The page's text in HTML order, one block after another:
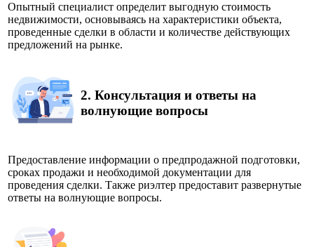
Опытный специалист определит выгодную стоимость
недвижимости, основываясь на характеристики объекта,
проведенные сделки в области и количестве действующих
предложений на рынке.
2. Консультация и ответы на
волнующие вопросы
Предоставление информации о предпродажной подготовки,
сроках продажи и необходимой документации для
проведения сделки. Также риэлтер предоставит развернутые
ответы на волнующие вопросы.